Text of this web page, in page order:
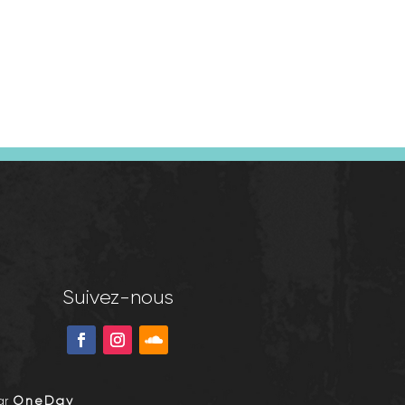
Suivez-nous
OneDay